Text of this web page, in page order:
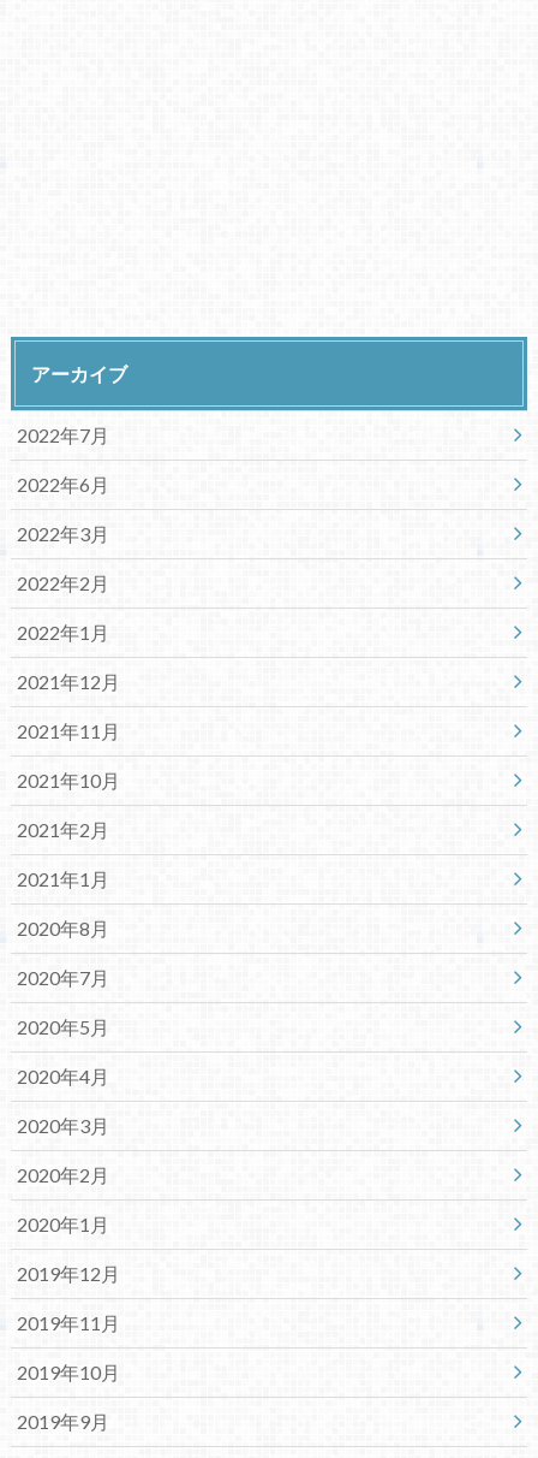
アーカイブ
2022年7月
2022年6月
2022年3月
2022年2月
2022年1月
2021年12月
2021年11月
2021年10月
2021年2月
2021年1月
2020年8月
2020年7月
2020年5月
2020年4月
2020年3月
2020年2月
2020年1月
2019年12月
2019年11月
2019年10月
2019年9月